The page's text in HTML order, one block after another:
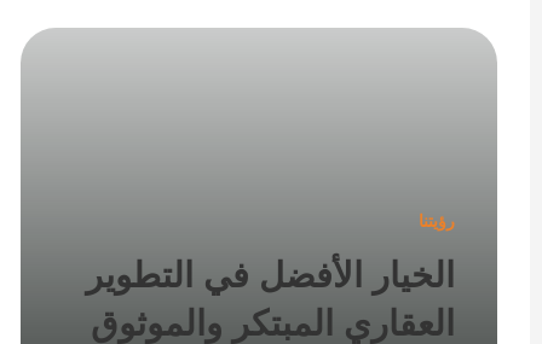
رؤيتنا
الخيار الأفضل في التطوير
العقاري المبتكر والموثوق